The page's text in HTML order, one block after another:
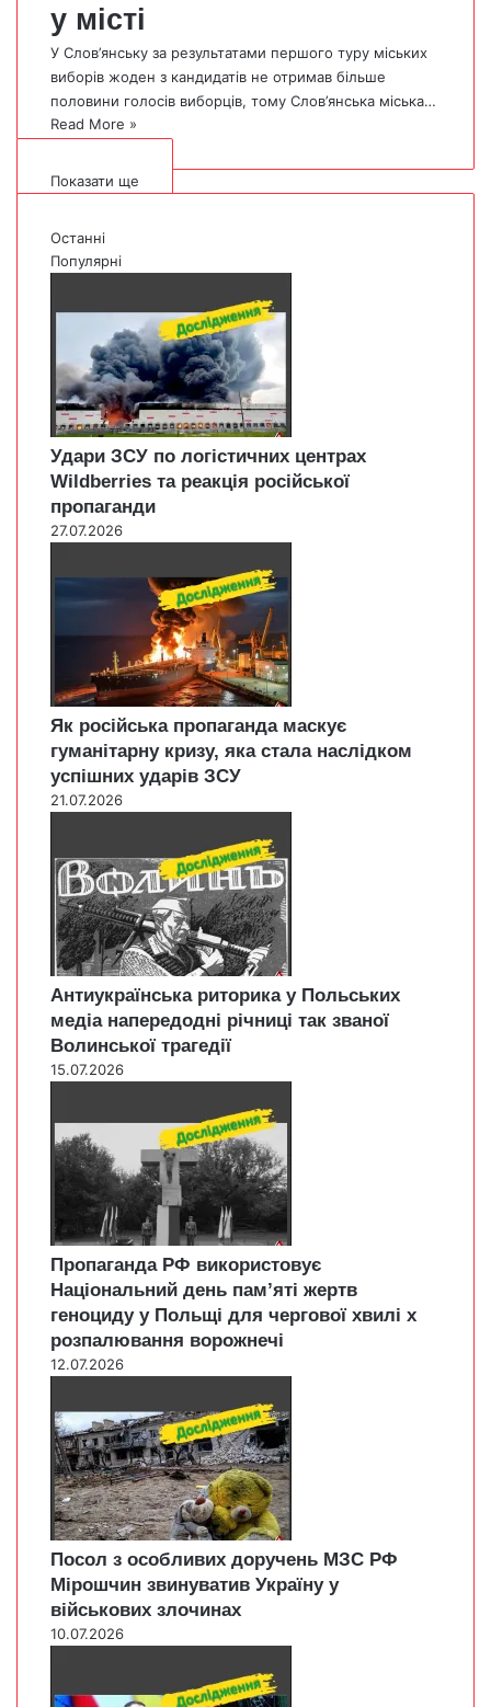
у місті
У Слов’янську за результатами першого туру міських
виборів жоден з кандидатів не отримав більше
половини голосів виборців, тому Слов’янська міська…
Read More »
Показати ще
Останні
Популярні
Удари ЗСУ по логістичних центрах
Wildberries та реакція російської
пропаганди
27.07.2026
Як російська пропаганда маскує
гуманітарну кризу, яка стала наслідком
успішних ударів ЗСУ
21.07.2026
Антиукраїнська риторика у Польських
медіа напередодні річниці так званої
Волинської трагедії
15.07.2026
Пропаганда РФ використовує
Національний день пам’яті жертв
геноциду у Польщі для чергової хвилі х
розпалювання ворожнечі
12.07.2026
Посол з особливих доручень МЗС РФ
Мірошчин звинуватив Україну у
військових злочинах
10.07.2026